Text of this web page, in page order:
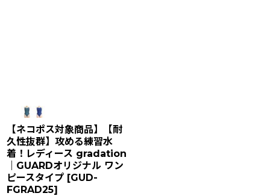
【ネコポス対象商品】【耐
久性抜群】攻める練習水
着！レディース gradation
｜GUARDオリジナル ワン
ピースタイプ [GUD-
FGRAD25]